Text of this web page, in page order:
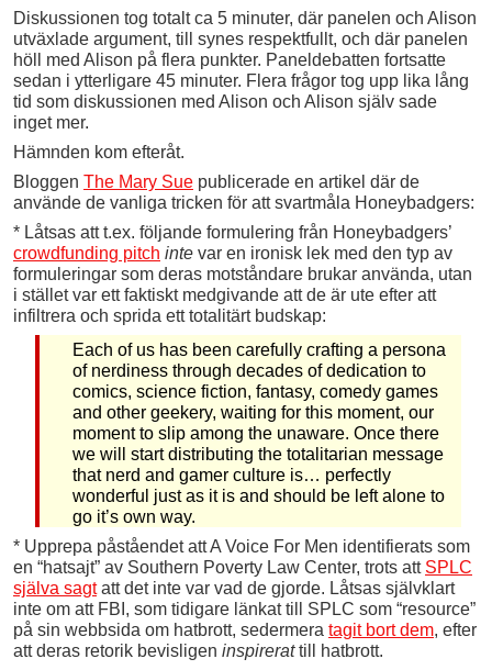
Diskussionen tog totalt ca 5 minuter, där panelen och Alison
utväxlade argument, till synes respektfullt, och där panelen
höll med Alison på flera punkter. Paneldebatten fortsatte
sedan i ytterligare 45 minuter. Flera frågor tog upp lika lång
tid som diskussionen med Alison och Alison själv sade
inget mer.
Hämnden kom efteråt.
Bloggen The Mary Sue publicerade en artikel där de
använde de vanliga tricken för att svartmåla Honeybadgers:
* Låtsas att t.ex. följande formulering från Honeybadgers’
crowdfunding pitch inte var en ironisk lek med den typ av
formuleringar som deras motståndare brukar använda, utan
i stället var ett faktiskt medgivande att de är ute efter att
infiltrera och sprida ett totalitärt budskap:
Each of us has been carefully crafting a persona
of nerdiness through decades of dedication to
comics, science fiction, fantasy, comedy games
and other geekery, waiting for this moment, our
moment to slip among the unaware. Once there
we will start distributing the totalitarian message
that nerd and gamer culture is… perfectly
wonderful just as it is and should be left alone to
go it’s own way.
* Upprepa påståendet att A Voice For Men identifierats som
en “hatsajt” av Southern Poverty Law Center, trots att SPLC
själva sagtatt det inte var vad de gjorde. Låtsas självklart
inte om att FBI, som tidigare länkat till SPLC som “resource”
på sin webbsida om hatbrott, sedermera tagit bort dem, efter
att deras retorik bevisligen inspirerattill hatbrott.